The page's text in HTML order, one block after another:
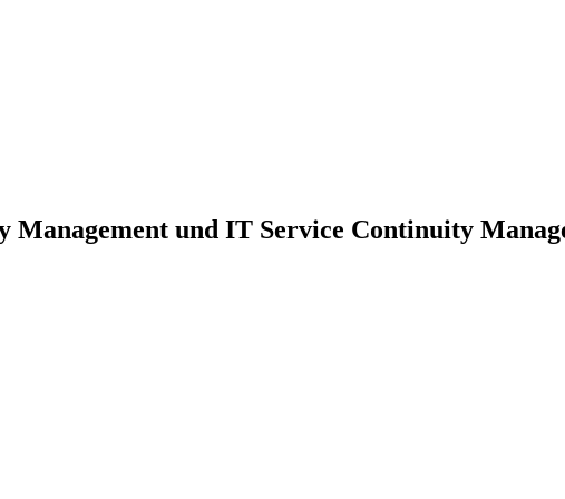
Management und IT Service Continuity